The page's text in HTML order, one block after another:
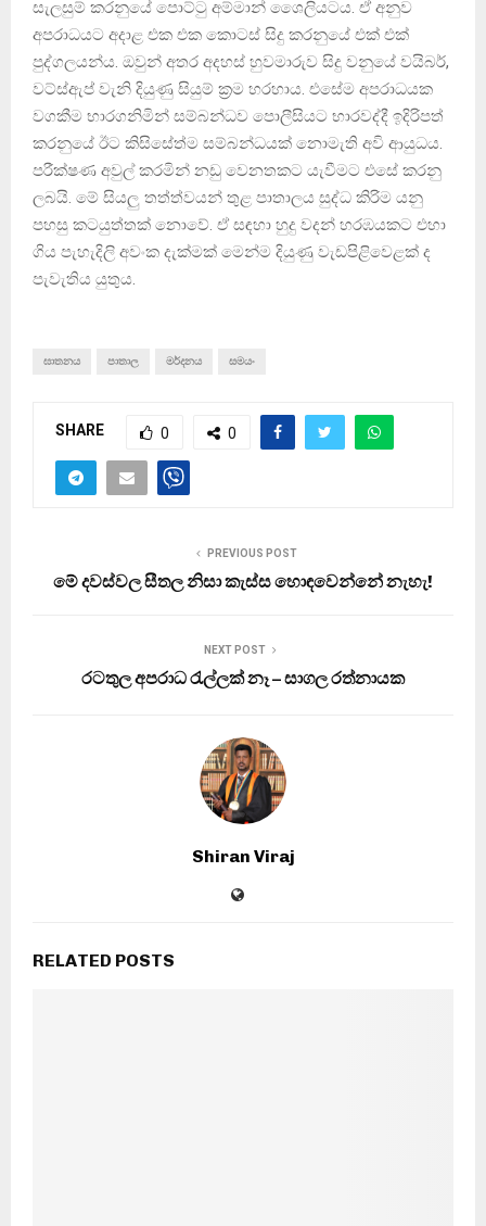
සැලසුම් කරනුයේ පොට්ටු අම්මාන් ශෛලියටය. ඒ අනුව
අපරාධයට අදාළ එක එක කොටස් සිදු කරනුයේ එක් එක්
පුද්ගලයන්ය. ඔවුන් අතර අදහස් හුවමාරුව සිදු වනුයේ වයිබර්,
වට්ස්ඇප් වැනි දියුණු සියුම් ක්‍රම හරහාය. එසේම අපරාධයක
වගකීම භාරගනිමින් සම්බන්ධව පොලීසියට භාරවද්දී ඉදිරිපත්
කරනුයේ ඊට කිසිසේත්ම සම්බන්ධයක් නොමැති අවි ආයුධය.
පරීක්ෂණ අවුල් කරමින් නඩු වෙනතකට යැවීමට එසේ කරනු
ලබයි. මේ සියලු තත්ත්වයන් තුළ පාතාලය සුද්ධ කිරිම යනු
පහසු කටයුත්තක් නොවේ. ඒ සඳහා හුදු වදන් හරඹයකට එහා
ගිය පැහැදිලි අවංක දැක්මක් මෙන්ම දියුණු වැඩපිළිවෙළක් ද
පැවැතිය යුතුය.
ඝාතනය පාතාල මර්දනය සමයං
SHARE 0 0
PREVIOUS POST
මේ දවස්වල සීතල නිසා කැස්ස හොඳවෙන්නේ නැහැ!
NEXT POST
රටතුල අපරාධ රැල්ලක් නෑ – සාගල රත්නායක
Shiran Viraj
RELATED POSTS